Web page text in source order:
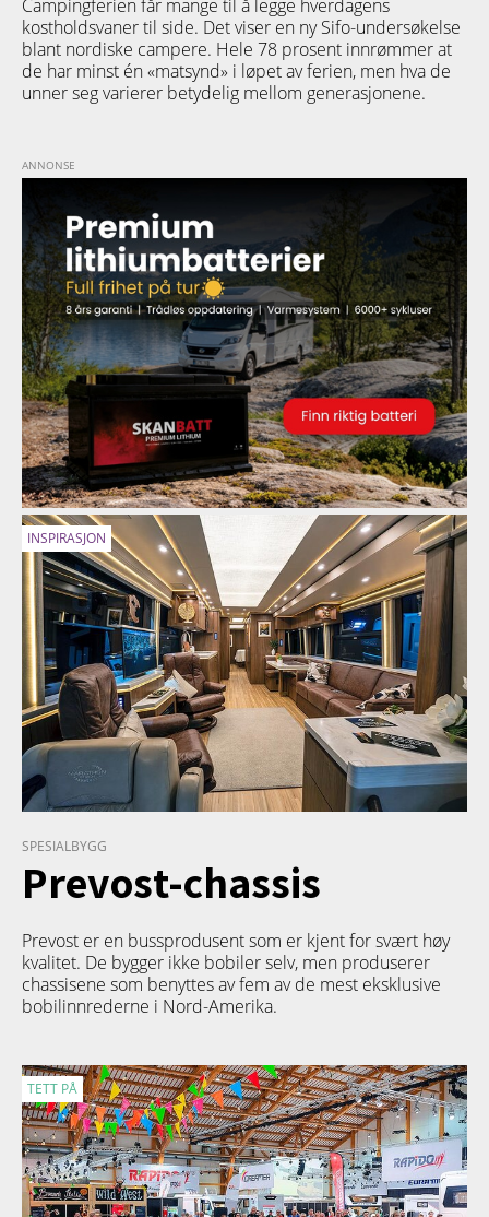
Campingferien får mange til å legge hverdagens
kostholdsvaner til side. Det viser en ny Sifo-undersøkelse
blant nordiske campere. Hele 78 prosent innrømmer at
de har minst én «matsynd» i løpet av ferien, men hva de
unner seg varierer betydelig mellom generasjonene.
INSPIRASJON
SPESIALBYGG
Prevost-chassis
Prevost er en bussprodusent som er kjent for svært høy
kvalitet. De bygger ikke bobiler selv, men produserer
chassisene som benyttes av fem av de mest eksklusive
bobilinnrederne i Nord-Amerika.
TETT PÅ